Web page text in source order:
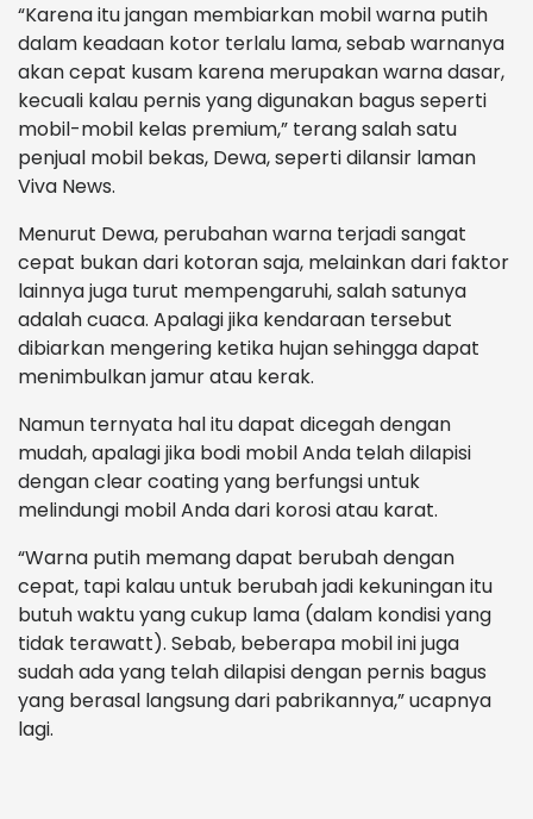
“Karena itu jangan membiarkan mobil warna putih
dalam keadaan kotor terlalu lama, sebab warnanya
akan cepat kusam karena merupakan warna dasar,
kecuali kalau pernis yang digunakan bagus seperti
mobil-mobil kelas premium,” terang salah satu
penjual mobil bekas, Dewa, seperti dilansir laman
Viva News.
Menurut Dewa, perubahan warna terjadi sangat
cepat bukan dari kotoran saja, melainkan dari faktor
lainnya juga turut mempengaruhi, salah satunya
adalah cuaca. Apalagi jika kendaraan tersebut
dibiarkan mengering ketika hujan sehingga dapat
menimbulkan jamur atau kerak.
Namun ternyata hal itu dapat dicegah dengan
mudah, apalagi jika bodi mobil Anda telah dilapisi
dengan clear coating yang berfungsi untuk
melindungi mobil Anda dari korosi atau karat.
“Warna putih memang dapat berubah dengan
cepat, tapi kalau untuk berubah jadi kekuningan itu
butuh waktu yang cukup lama (dalam kondisi yang
tidak terawatt). Sebab, beberapa mobil ini juga
sudah ada yang telah dilapisi dengan pernis bagus
yang berasal langsung dari pabrikannya,” ucapnya
lagi.